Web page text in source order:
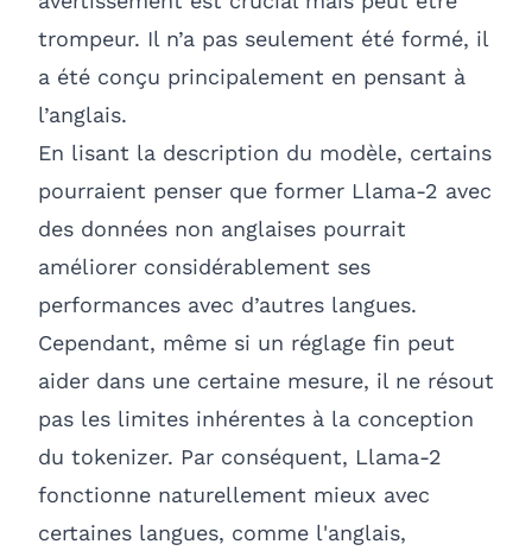
trompeur. Il n’a pas seulement été formé, il
a été conçu principalement en pensant à
l’anglais.
En lisant la description du modèle, certains
pourraient penser que former Llama-2 avec
des données non anglaises pourrait
améliorer considérablement ses
performances avec d’autres langues.
Cependant, même si un réglage fin peut
aider dans une certaine mesure, il ne résout
pas les limites inhérentes à la conception
du tokenizer. Par conséquent, Llama-2
fonctionne naturellement mieux avec
certaines langues, comme l'anglais,